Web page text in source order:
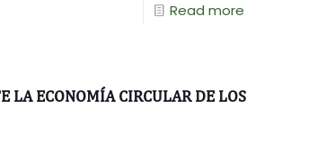
Read more
LA ECONOMÍA CIRCULAR DE LOS